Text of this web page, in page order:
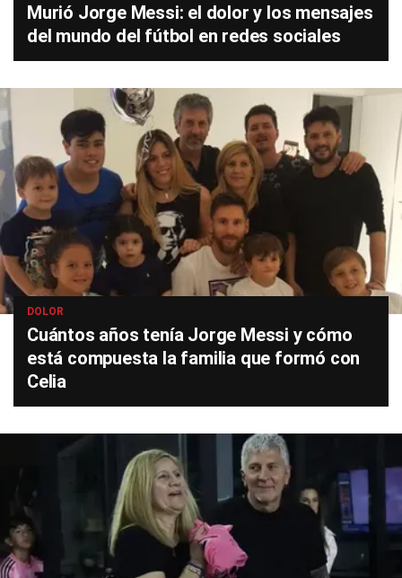
Murió Jorge Messi: el dolor y los mensajes
del mundo del fútbol en redes sociales
DOLOR
Cuántos años tenía Jorge Messi y cómo
está compuesta la familia que formó con
Celia